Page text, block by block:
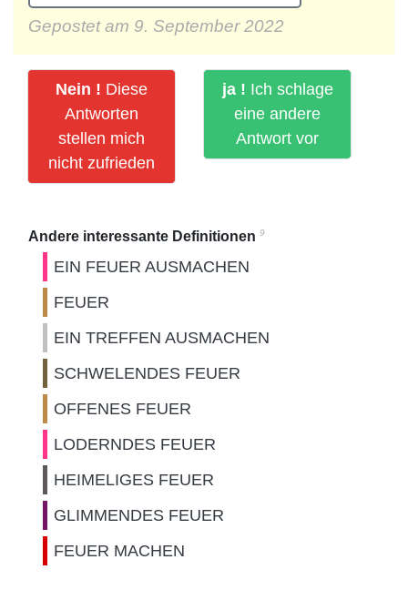
Gepostet am 9. September 2022
Nein ! Diese
Antworten
stellen mich
nicht zufrieden
ja ! Ich schlage
eine andere
Antwort vor
Andere interessante Definitionen 9
EIN FEUER AUSMACHEN
FEUER
EIN TREFFEN AUSMACHEN
SCHWELENDES FEUER
OFFENES FEUER
LODERNDES FEUER
HEIMELIGES FEUER
GLIMMENDES FEUER
FEUER MACHEN